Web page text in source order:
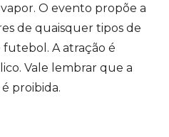
O evento propõe a
de quaisquer tipos de
A atração é
Vale lembrar que a
proibida.